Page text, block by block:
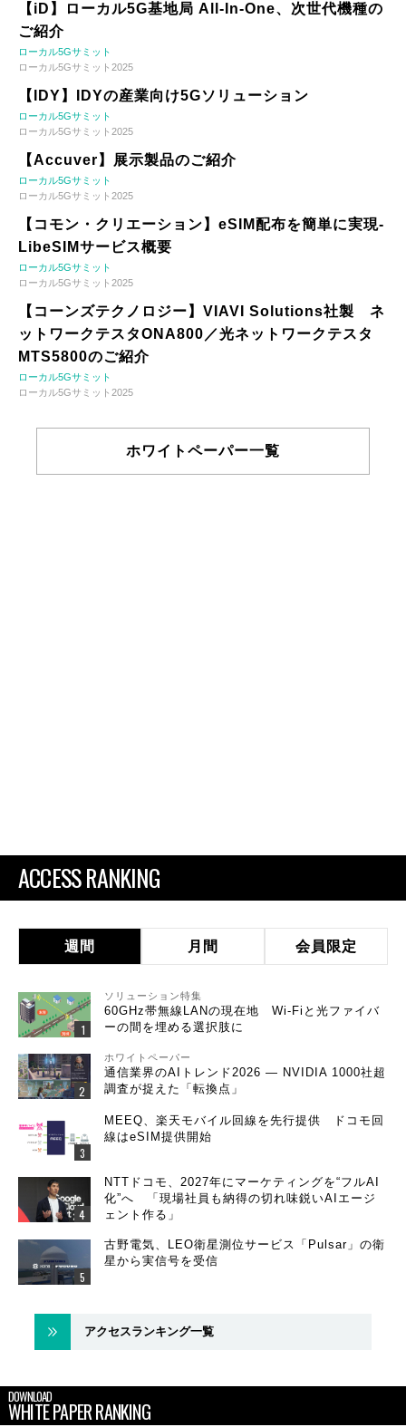
【iD】ローカル5G基地局 All-In-One、次世代機種の
ご紹介
ローカル5Gサミット
ローカル5Gサミット2025
【IDY】IDYの産業向け5Gソリューション
ローカル5Gサミット
ローカル5Gサミット2025
【Accuver】展示製品のご紹介
ローカル5Gサミット
ローカル5Gサミット2025
【コモン・クリエーション】eSIM配布を簡単に実現-
LibeSIMサービス概要
ローカル5Gサミット
ローカル5Gサミット2025
【コーンズテクノロジー】VIAVI Solutions社製 ネ
ットワークテスタONA800／光ネットワークテスタ
MTS5800のご紹介
ローカル5Gサミット
ローカル5Gサミット2025
ホワイトペーパー一覧
ACCESS RANKING
週間 月間 会員限定
ソリューション特集
60GHz帯無線LANの現在地 Wi-Fiと光ファイバ
ーの間を埋める選択肢に
ホワイトペーパー
通信業界のAIトレンド2026 ― NVIDIA 1000社超
調査が捉えた「転換点」
MEEQ、楽天モバイル回線を先行提供 ドコモ回
線はeSIM提供開始
NTTドコモ、2027年にマーケティングを“フルAI
化”へ 「現場社員も納得の切れ味鋭いAIエージ
ェント作る」
古野電気、LEO衛星測位サービス「Pulsar」の衛
星から実信号を受信
アクセスランキング一覧
DOWNLOAD
WHITE PAPER RANKING